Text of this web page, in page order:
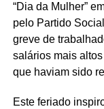
“Dia da Mulher”
pelo Partido
greve de
salários mais
que haviam sido
Este feriado